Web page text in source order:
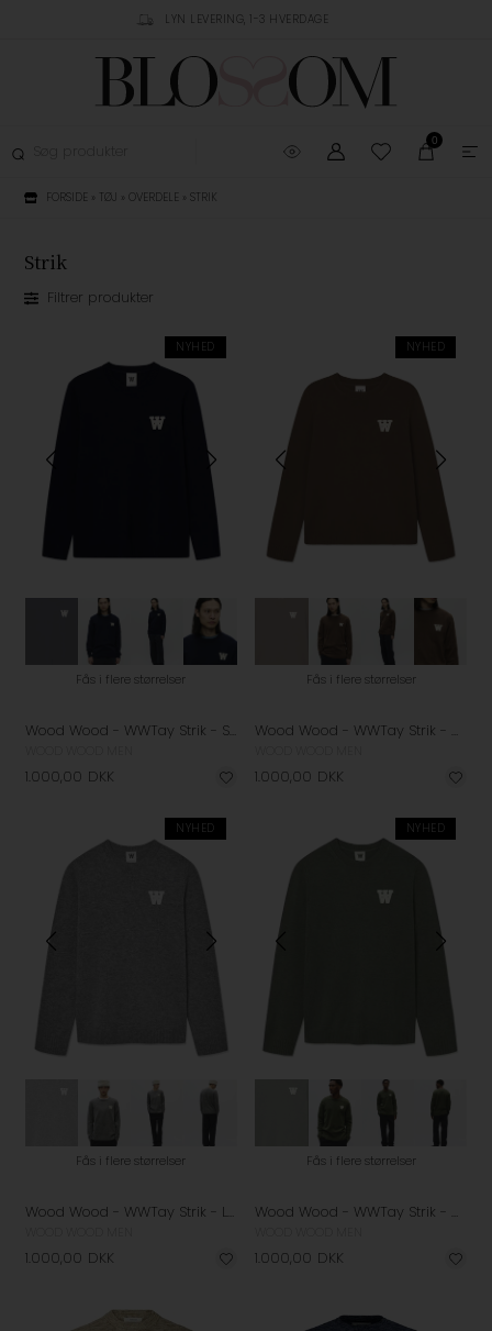
GRATIS FRAGT OVER 499,-
0
FORSIDE » TØJ » OVERDELE »STRIK
Strik
Filtrer produkter
NYHED
Fås i flere størrelser
Wood Wood - WWTay Strik - Salute
1.000,00 DKK
NYHED
Fås i flere størrelser
Wood Wood - WWTay Strik - Desert Palm
1.000,00 DKK
NYHED
Fås i flere størrelser
Wood Wood - WWTay Strik - Light Grey Melange
1.000,00 DKK
NYHED
Fås i flere størrelser
Wood Wood - WWTay Strik - Grape Leaf
1.000,00 DKK